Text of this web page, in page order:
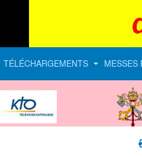
TÉLÉCHARGEMENTS MESSES